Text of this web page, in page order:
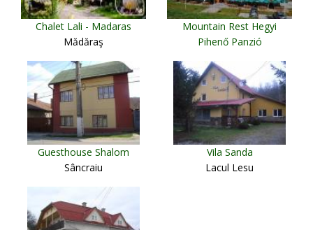
Chalet Lali - Madaras
Mădăraş
Mountain Rest Hegyi
Pihenő Panzió
Guesthouse Shalom
Sâncraiu
Vila Sanda
Lacul Lesu